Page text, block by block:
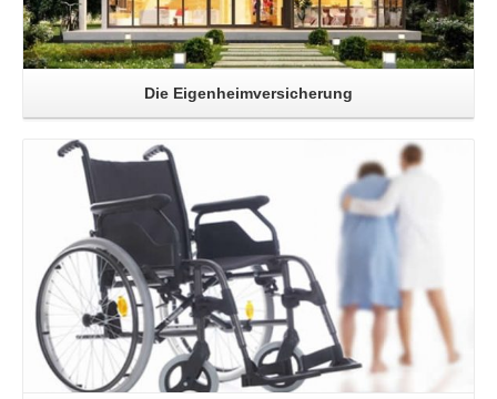
Die Eigenheimversicherung